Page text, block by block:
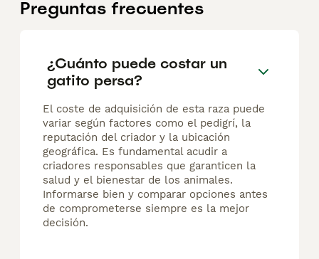
Preguntas frecuentes
¿Cuánto puede costar un
gatito persa?
El coste de adquisición de esta raza puede
variar según factores como el pedigrí, la
reputación del criador y la ubicación
geográfica. Es fundamental acudir a
criadores responsables que garanticen la
salud y el bienestar de los animales.
Informarse bien y comparar opciones antes
de comprometerse siempre es la mejor
decisión.